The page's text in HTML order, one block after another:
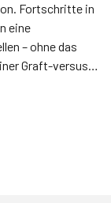
Fortschritte in
eine
– ohne das
Graft-versus-